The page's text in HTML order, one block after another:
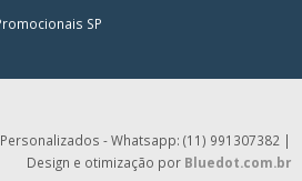
SP
- Whatsapp: (11) 991307382 |
Design e otimização por Bluedot.com.br